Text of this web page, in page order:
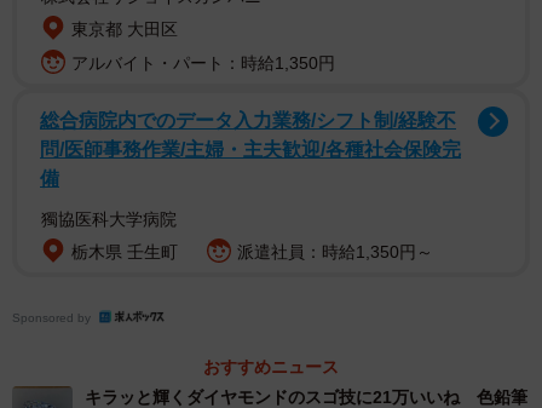
花」。作品を発表したとき、「これまでにない大きな反響
がくるのでは」というような自信はあったのでしょうか？
正直な話、自信は全くなかったです！ ツイートした当日
はこんなに多くご覧いただけるとは思っていなかったの
度Twitterを閉じて、アプリを立ち上げ直すほどでした。
東京都 大田区
アルバイト・パート：時給1,350円
総合病院内でのデータ入力業務/シフト制/経験不
問/医師事務作業/主婦・主夫歓迎/各種社会保険完
備
獨協医科大学病院
栃木県 壬生町
派遣社員：時給1,350円～
Sponsored by
おすすめニュース
キラッと輝くダイヤモンドのスゴ技に21万いいね 色鉛筆